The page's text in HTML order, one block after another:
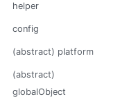
helper
config
(abstract) platform
(abstract)
globalObject